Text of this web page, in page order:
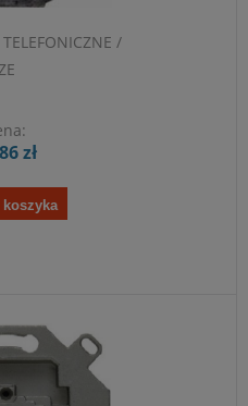
/
zł